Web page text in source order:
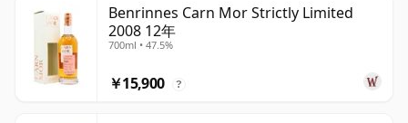
Benrinnes Carn Mor Strictly Limited
2008 12年
700ml • 47.5%
￥15,900 ?